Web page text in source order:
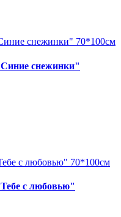
снежинки"
с любовью"